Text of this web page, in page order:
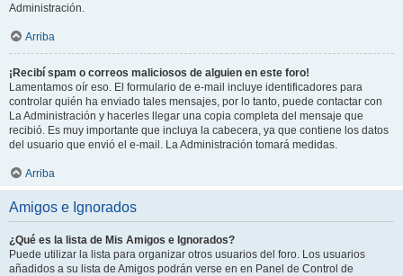
Administración.
Arriba
¡Recibí spam o correos maliciosos de alguien en este foro!
Lamentamos oír eso. El formulario de e-mail incluye identificadores para
controlar quién ha enviado tales mensajes, por lo tanto, puede contactar con
La Administración y hacerles llegar una copia completa del mensaje que
recibió. Es muy importante que incluya la cabecera, ya que contiene los datos
del usuario que envió el e-mail. La Administración tomará medidas.
Arriba
Amigos e Ignorados
¿Qué es la lista de Mis Amigos e Ignorados?
Puede utilizar la lista para organizar otros usuarios del foro. Los usuarios
añadidos a su lista de Amigos podrán verse en en Panel de Control de